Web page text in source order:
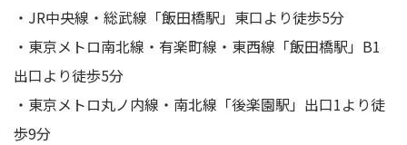
・JR中央線・総武線「飯田橋駅」東口より徒歩5分
・東京メトロ南北線・有楽町線・東西線「飯田橋駅」B1
出口より徒歩5分
・東京メトロ丸ノ内線・南北線「後楽園駅」出口1より徒
歩9分